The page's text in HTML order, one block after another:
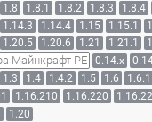
1.8 1.8.1 1.8.2 1.8.3 1.8.4
1.14.3 1.14.4 1.15 1.15.1
1.20.5 1.20.6 1.21 1.21.1
Майнкрафт PE 0.14.x
1.3 1.4 1.4.2 1.5 1.6 1.6.1
1.16.210 1.16.220
1.20